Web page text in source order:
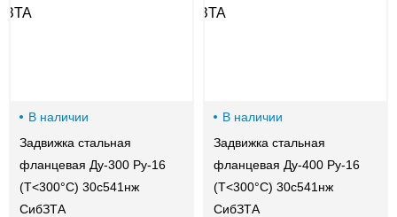
В наличии
Задвижка стальная
фланцевая Ду-300 Ру-16
(Т<300°С) 30с541нж
СибЗТА
В наличии
Задвижка стальная
фланцевая Ду-400 Ру-16
(Т<300°С) 30с541нж
СибЗТА